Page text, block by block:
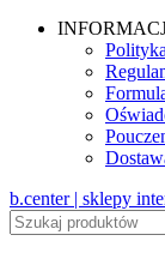
b.center | sklepy